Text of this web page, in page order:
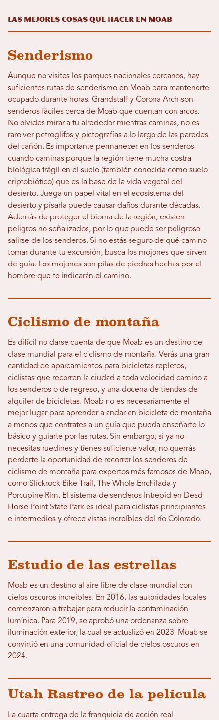
Las mejores cosas que hacer en Moab
Senderismo
Aunque no visites los parques nacionales cercanos, hay
suficientes rutas de senderismo en Moab para mantenerte
ocupado durante horas. Grandstaff y Corona Arch son
senderos fáciles cerca de Moab que cuentan con arcos.
No olvides mirar a tu alrededor mientras caminas, no es
raro ver petroglifos y pictografías a lo largo de las paredes
del cañón. Es importante permanecer en los senderos
cuando caminas porque la región tiene mucha costra
biológica frágil en el suelo (también conocida como suelo
criptobiótico) que es la base de la vida vegetal del
desierto. Juega un papel vital en el ecosistema del
desierto y pisarla puede causar daños durante décadas.
Además de proteger el bioma de la región, existen
peligros no señalizados, por lo que puede ser peligroso
salirse de los senderos. Si no estás seguro de qué camino
tomar durante tu excursión, busca los mojones que sirven
de guía. Los mojones son pilas de piedras hechas por el
hombre que te indicarán el camino.
Ciclismo de montaña
Es difícil no darse cuenta de que Moab es un destino de
clase mundial para el ciclismo de montaña. Verás una gran
cantidad de aparcamientos para bicicletas repletos,
ciclistas que recorren la ciudad a toda velocidad camino a
los senderos o de regreso, y una docena de tiendas de
alquiler de bicicletas. Moab no es necesariamente el
mejor lugar para aprender a andar en bicicleta de montaña
a menos que contrates a un guía que pueda enseñarte lo
básico y guiarte por las rutas. Sin embargo, si ya no
necesitas ruedines y tienes suficiente valor, no querrás
perderte la oportunidad de recorrer los senderos de
ciclismo de montaña para expertos más famosos de Moab,
como Slickrock Bike Trail, The Whole Enchilada y
Porcupine Rim. El sistema de senderos Intrepid en Dead
Horse Point State Park es ideal para ciclistas principiantes
e intermedios y ofrece vistas increíbles del río Colorado.
Estudio de las estrellas
Moab es un destino al aire libre de clase mundial con
cielos oscuros increíbles. En 2016, las autoridades locales
comenzaron a trabajar para reducir la contaminación
lumínica. Para 2019, se aprobó una ordenanza sobre
iluminación exterior, la cual se actualizó en 2023. Moab se
convirtió en una comunidad oficial de cielos oscuros en
2024.
Utah Rastreo de la película
La cuarta entrega de la franquicia de acción real